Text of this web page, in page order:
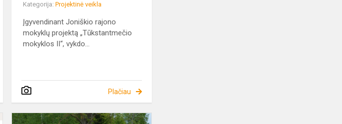
Kategorija:Projektinė veikla
Įgyvendinant Joniškio rajono
mokyklų projektą „Tūkstantmečio
mokyklos II“, vykdo...
Plačiau
PARODA